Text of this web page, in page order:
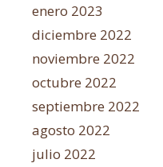
enero 2023
diciembre 2022
noviembre 2022
octubre 2022
septiembre 2022
agosto 2022
julio 2022